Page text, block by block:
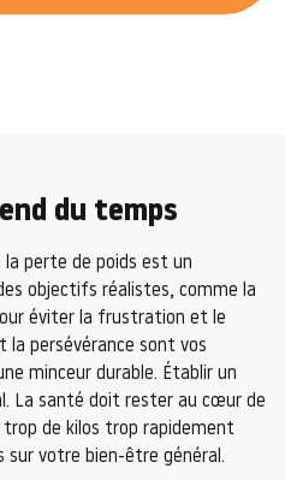
du temps
la perte de poids est un
objectifs réalistes, comme la
éviter la frustration et le
la persévérance sont vos
minceur durable. Établir un
La santé doit rester au cœur de
trop de kilos trop rapidement
votre bien-être général.